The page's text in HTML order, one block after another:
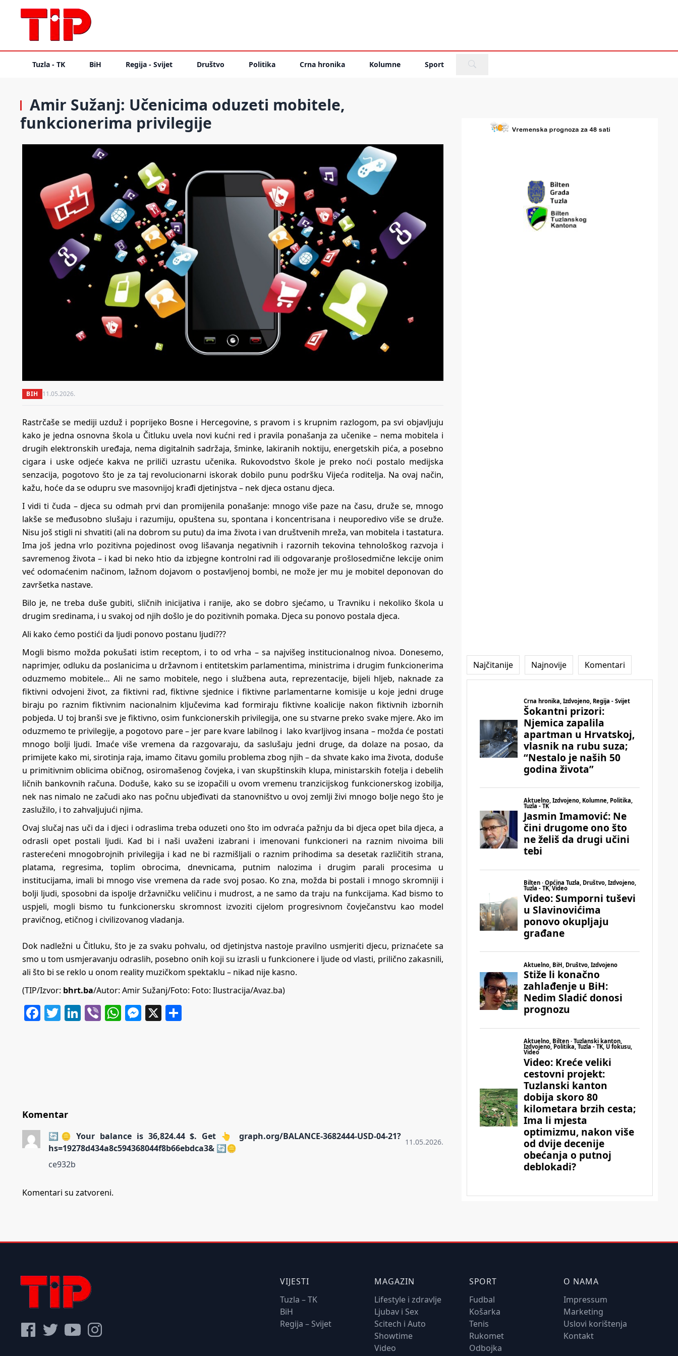
Tuzla - TK BiH Regija - Svijet Društvo Politika Crna hronika Kolumne Sport
Amir Sužanj: Učenicima oduzeti mobitele,
funkcionerima privilegije
BIH 11.05.2026.
Rastrčaše se mediji uzduž i poprijeko Bosne i Hercegovine, s pravom i s krupnim razlogom, pa svi objavljuju
kako je jedna osnovna škola u Čitluku uvela novi kućni red i pravila ponašanja za učenike – nema mobitela i
drugih elektronskih uređaja, nema digitalnih sadržaja, šminke, lakiranih noktiju, energetskih pića, a posebno
cigara i uske odjeće kakva ne priliči uzrastu učenika. Rukovodstvo škole je preko noći postalo medijska
senzacija, pogotovo što je za taj revolucionarni iskorak dobilo punu podršku Vijeća roditelja. Na ovaj način,
kažu, hoće da se odupru sve masovnijoj krađi djetinjstva – nek djeca ostanu djeca.
I vidi ti čuda – djeca su odmah prvi dan promijenila ponašanje: mnogo više paze na času, druže se, mnogo
lakše se međusobno slušaju i razumiju, opuštena su, spontana i koncentrisana i neuporedivo više se druže.
Nisu još stigli ni shvatiti (ali na dobrom su putu) da ima života i van društvenih mreža, van mobitela i tastatura.
Ima još jedna vrlo pozitivna pojedinost ovog lišavanja negativnih i razornih tekovina tehnološkog razvoja i
savremenog života – i kad bi neko htio da izbjegne kontrolni rad ili odgovaranje prošlosedmične lekcije onim
već odomaćenim načinom, lažnom dojavom o postavljenoj bombi, ne može jer mu je mobitel deponovan do
završetka nastave.
Bilo je, ne treba duše gubiti, sličnih inicijativa i ranije, ako se dobro sjećamo, u Travniku i nekoliko škola u
drugim sredinama, i u svakoj od njih došlo je do pozitivnih pomaka. Djeca su ponovo postala djeca.
Ali kako ćemo postići da ljudi ponovo postanu ljudi???
Mogli bismo možda pokušati istim receptom, i to od vrha – sa najvišeg institucionalnog nivoa. Donesemo,
naprimjer, odluku da poslanicima u državnom i entitetskim parlamentima, ministrima i drugim funkcionerima
oduzmemo mobitele… Ali ne samo mobitele, nego i službena auta, reprezentacije, bijeli hljeb, naknade za
fiktivni odvojeni život, za fiktivni rad, fiktivne sjednice i fiktivne parlamentarne komisije u koje jedni druge
biraju po raznim fiktivnim nacionalnim ključevima kad formiraju fiktivne koalicije nakon fiktivnih izbornih
pobjeda. U toj branši sve je fiktivno, osim funkcionerskih privilegija, one su stvarne preko svake mjere. Ako im
oduzmemo te privilegije, a pogotovo pare – jer pare kvare labilnog i lako kvarljivog insana – možda će postati
mnogo bolji ljudi. Imaće više vremena da razgovaraju, da saslušaju jedni druge, da dolaze na posao, da
primijete kako mi, sirotinja raja, imamo čitavu gomilu problema zbog njih – da shvate kako ima života, doduše
u primitivnim oblicima običnog, osiromašenog čovjeka, i van skupštinskih klupa, ministarskih fotelja i debelih
ličnih bankovnih računa. Doduše, kako su se izopačili u ovom vremenu tranzicijskog funkcionerskog izobilja,
nek nas nimalo ne začudi ako nas počnu ubjeđivati da stanovništvo u ovoj zemlji živi mnogo bolje nego što je
zaslužilo, i to zahvaljujući njima.
Ovaj slučaj nas uči da i djeci i odraslima treba oduzeti ono što im odvraća pažnju da bi djeca opet bila djeca, a
odrasli opet postali ljudi. Kad bi i naši uvaženi izabrani i imenovani funkcioneri na raznim nivoima bili
rasterećeni mnogobrojnih privilegija i kad ne bi razmišljali o raznim prihodima sa desetak različitih strana,
platama, regresima, toplim obrocima, dnevnicama, putnim nalozima i drugim parali procesima u
institucijama, imali bi mnogo vise vremena da rade svoj posao. Ko zna, možda bi postali i mnogo skromniji i
bolji ljudi, sposobni da ispolje državničku veličinu i mudrost, a ne samo da traju na funkcijama. Kad bismo to
uspjeli, mogli bismo tu funkcionersku skromnost izvoziti cijelom progresivnom čovječanstvu kao model
pravičnog, etičnog i civilizovanog vladanja.
Dok nadležni u Čitluku, što je za svaku pohvalu, od djetinjstva nastoje pravilno usmjeriti djecu, priznaćete sa
smo u tom usmjeravanju odraslih, posebno onih koji su izrasli u funkcionere i ljude od vlasti, prilično zakasnili,
ali što bi se reklo u onom reality muzičkom spektaklu – nikad nije kasno.
(TIP/Izvor: bhrt.ba/Autor: Amir Sužanj/Foto: Foto: Ilustracija/Avaz.ba)
Facebook
Twitter
LinkedIn
ViberWhatsApp
Messenger
X
Komentar
🔄🪙 Your balance is 36,824.44 $. Get 👆 graph.org/BALANCE-3682444-USD-04-21?
hs=19278d434a8c594368044f8b66ebdca3& 🔄🪙
11.05.2026.
ce932b
Komentari su zatvoreni.
Najčitanije Najnovije Komentari
VIJESTI
Tuzla – TK
BiH
Regija – Svijet
MAGAZIN
Lifestyle i zdravlje
Ljubav i Sex
Scitech i Auto
Showtime
Video
SPORT
Fudbal
Košarka
Tenis
Rukomet
Odbojka
O NAMA
Impressum
Marketing
Uslovi korištenja
Kontakt